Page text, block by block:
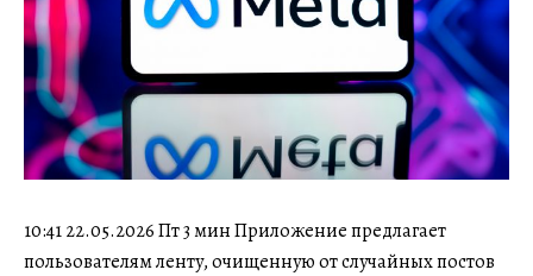
10:41 22.05.2026 Пт 3 мин Приложение предлагает
пользователям ленту, очищенную от случайных постов